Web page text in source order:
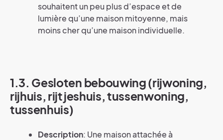
souhaitent un peu plus d’espace et de
lumière qu’une maison mitoyenne, mais
moins cher qu’une maison individuelle.
1.3. Gesloten bebouwing (rijwoning,
rijhuis, rijtjeshuis, tussenwoning,
tussenhuis)
Description: Une maison attachée à